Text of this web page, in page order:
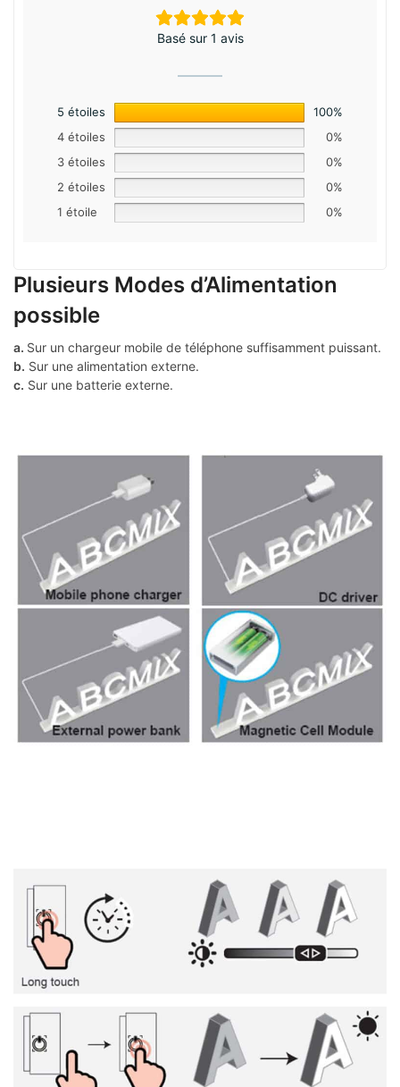
Basé sur 1 avis
5 étoiles
100%
4 étoiles
0%
3 étoiles
0%
2 étoiles
0%
1 étoile
0%
Plusieurs Modes d’Alimentation
possible
a. Sur un chargeur mobile de téléphone suffisamment puissant.
b. Sur une alimentation externe.
c. Sur une batterie externe.